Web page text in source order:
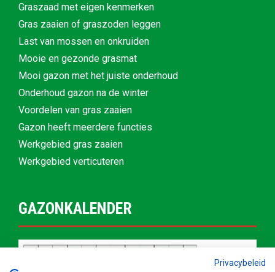
Graszaad met eigen kenmerken
Gras zaaien of graszoden leggen
Last van mossen en onkruiden
Mooie en gezonde grasmat
Mooi gazon met het juiste onderhoud
Onderhoud gazon na de winter
Voordelen van gras zaaien
Gazon heeft meerdere functies
Werkgebied gras zaaien
Werkgebied verticuteren
GAZONKALENDER
Privacybeleid